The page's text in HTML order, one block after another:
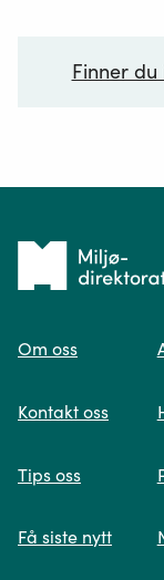
Finner
Spør oss
søk og
Tilbake
forsiden
Om oss
Kontakt oss
Tips oss
Få siste nytt